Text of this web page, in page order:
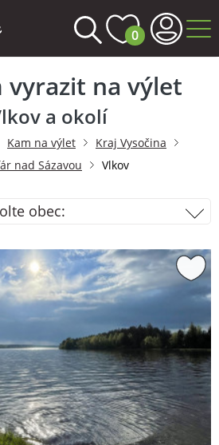
0
vyrazit na výlet
a okolí
Kam na výlet
Kraj Vysočina
nad Sázavou
Vlkov
obec: